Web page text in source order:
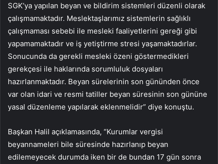
SGK’ya yapılan beyan ve bildirim sistemleri düzenli olarak
çalışmamaktadır. Meslektaşlarımız sistemlerin sağlıklı
çalışmaması sebebi ile mesleki faaliyetlerini gereği gibi
yapamamaktadır ve iş yetiştirme stresi yaşamaktadırlar.
Sonucunda da gerekli mesleki özeni göstermedikleri
gerekçesi ile haklarında sorumluluk dosyaları
hazırlanmaktadır. Beyan sürelerinin son gününden önce
var olan idari ve resmi tatiller beyan süresinin son gününe
yasal düzenleme yapılarak eklenmelidir” diye konuştu.
Başkan Halil açıklamasında, “Kurumlar vergisi
beyannameleri bile süresinde hazırlanıp beyan
edilemeyecek durumda iken bir de bundan 17 gün sonra